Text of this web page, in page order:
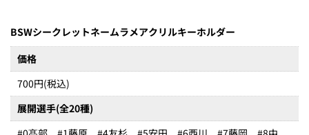
BSWシークレットネームラメアクリルキーホルダー
価格
700円(税込)
展開選手(全20種)